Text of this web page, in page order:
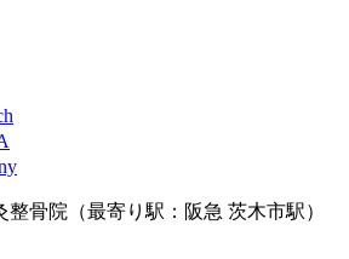
骨院（最寄り駅：阪急 茨木市駅）